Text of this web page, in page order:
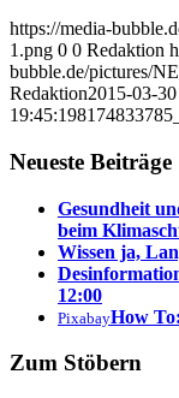
https://media-
1.png 0 0 Redaktion
bubble.de/pictures/
Redaktion2015-03-
19:45:19
Neueste Beiträge
Gesundheit
beim
Wissen ja,
12:00
PixabayHow
Zum Stöbern